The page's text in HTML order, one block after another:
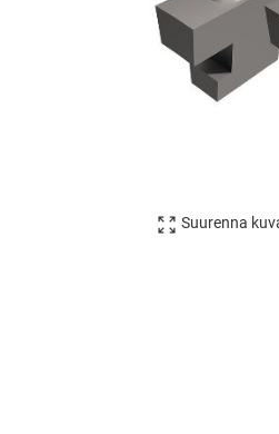
Suurenna